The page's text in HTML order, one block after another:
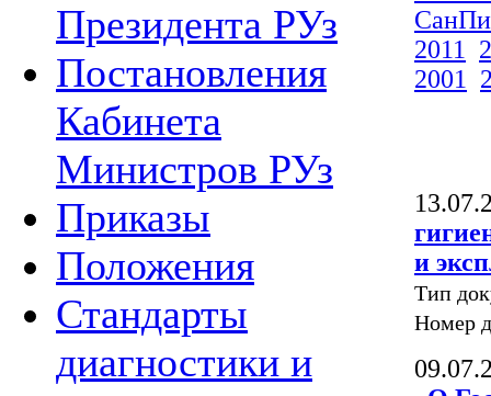
Президента РУз
Постановления
Кабинета
Министров РУз
Приказы
Положения
Стандарты
диагностики и
2011
2001
и
Тип
Номер